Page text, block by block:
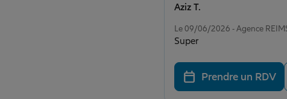
Le 09/06/2026 - Agence
Super
Aziz T.
Prendre un RDV